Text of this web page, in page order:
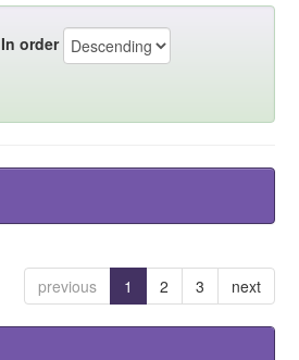
In order
previous 1 2 3 next